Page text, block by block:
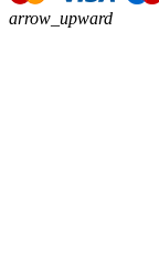
arrow_upward